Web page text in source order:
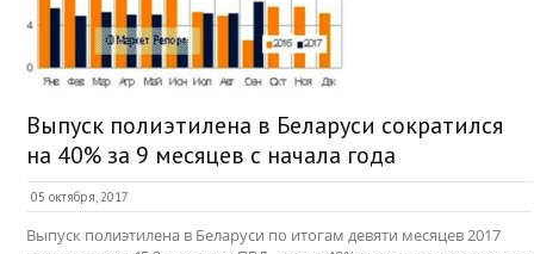
Выпуск полиэтилена в Беларуси сократился
на 40% за 9 месяцев с начала года
05 октября, 2017
Выпуск полиэтилена в Беларуси по итогам девяти месяцев 2017